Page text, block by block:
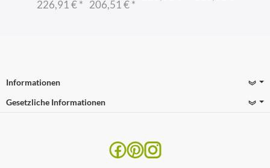
226,91 €* 206,51 €*
Informationen
Gesetzliche Informationen